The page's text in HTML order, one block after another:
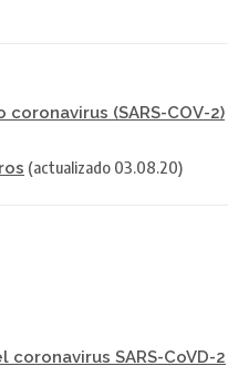
(SARS-COV-2)
(actualizado 03.08.20)
SARS-CoVD-2